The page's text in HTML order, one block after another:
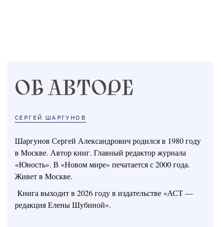
ОБ АВТОРЕ
СЕРГЕЙ ШАРГУНОВ
Шаргунов Сергей Александрович родился в 1980 году
в Москве. Автор книг. Главный редактор журнала
«Юность». В «Новом мире» печатается с 2000 года.
Живет в Москве.
Книга выходит в 2026 году в издательстве «АСТ —
редакция Елены Шубиной».